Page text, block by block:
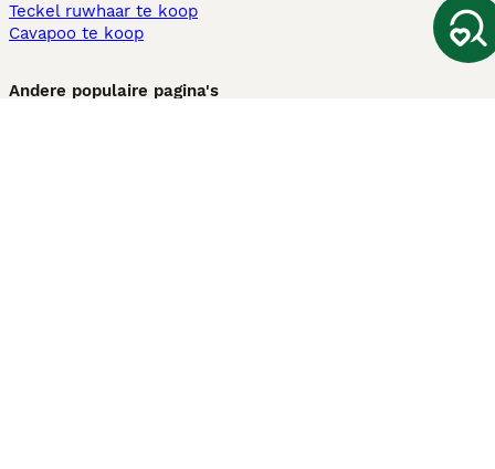
Teckel ruwhaar te koop
Cavapoo te koop
Andere populaire pagina's